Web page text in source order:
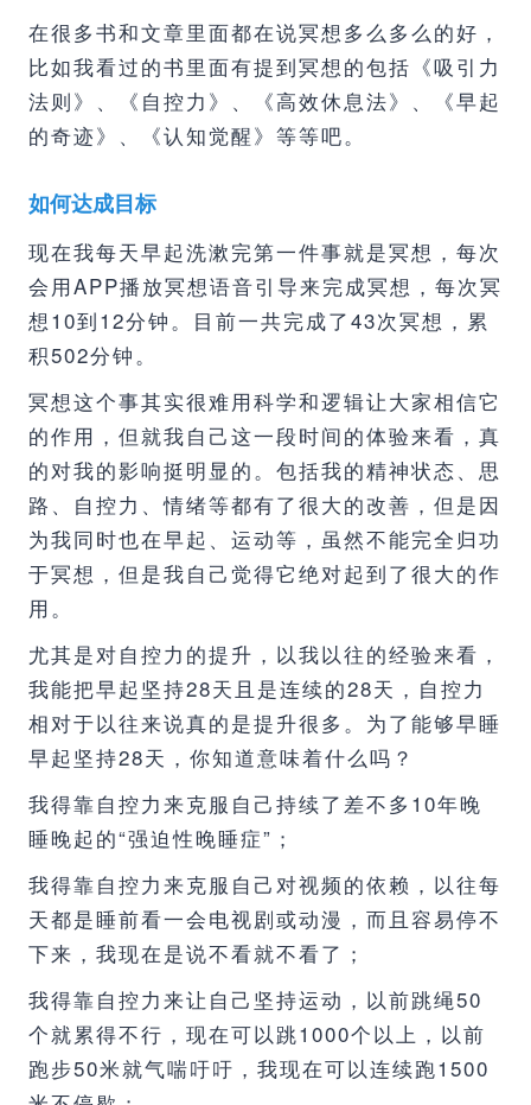
在很多书和文章里面都在说冥想多么多么的好，
比如我看过的书里面有提到冥想的包括《吸引力
法则》、《自控力》、《高效休息法》、《早起
的奇迹》、《认知觉醒》等等吧。
如何达成目标
现在我每天早起洗漱完第一件事就是冥想，每次
会用APP播放冥想语音引导来完成冥想，每次冥
想10到12分钟。目前一共完成了43次冥想，累
积502分钟。
冥想这个事其实很难用科学和逻辑让大家相信它
的作用，但就我自己这一段时间的体验来看，真
的对我的影响挺明显的。包括我的精神状态、思
路、自控力、情绪等都有了很大的改善，但是因
为我同时也在早起、运动等，虽然不能完全归功
于冥想，但是我自己觉得它绝对起到了很大的作
用。
尤其是对自控力的提升，以我以往的经验来看，
我能把早起坚持28天且是连续的28天，自控力
相对于以往来说真的是提升很多。为了能够早睡
早起坚持28天，你知道意味着什么吗？
我得靠自控力来克服自己持续了差不多10年晚
睡晚起的“强迫性晚睡症”；
我得靠自控力来克服自己对视频的依赖，以往每
天都是睡前看一会电视剧或动漫，而且容易停不
下来，我现在是说不看就不看了；
我得靠自控力来让自己坚持运动，以前跳绳50
个就累得不行，现在可以跳1000个以上，以前
跑步50米就气喘吁吁，我现在可以连续跑1500